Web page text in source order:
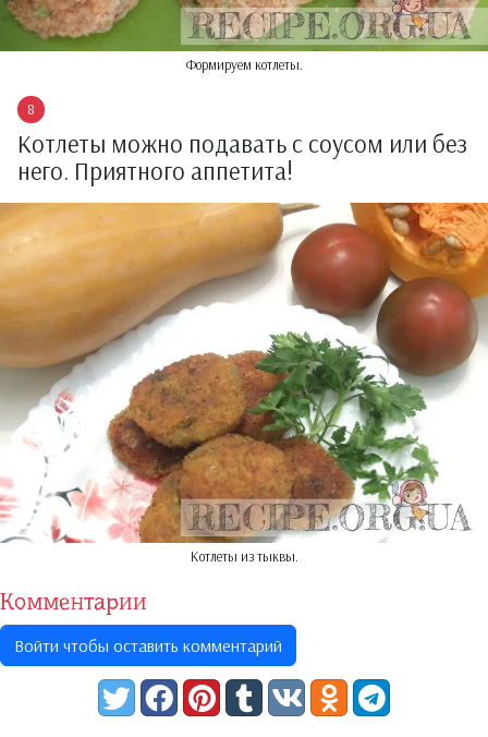
Формируем котлеты.
Котлеты можно подавать с соусом или без
него. Приятного аппетита!
Котлеты из тыквы.
Комментарии
Войти чтобы оставить комментарий